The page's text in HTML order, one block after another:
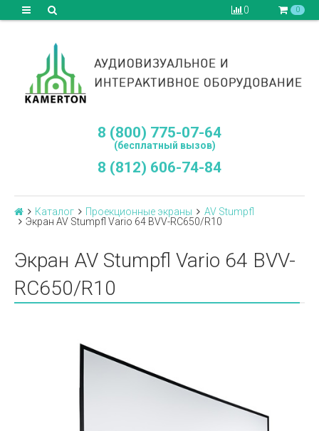
0 0
8 (800) 775-07-64
(бесплатный вызов)
8 (812) 606-74-84
Каталог Проекционные экраны
AV Stumpfl
Экран AV Stumpfl Vario 64 BVV-RC650/R10
Экран AV Stumpfl Vario 64 BVV-
RC650/R10